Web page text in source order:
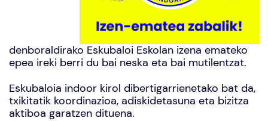
denboraldirako Eskubaloi Eskolan izena emateko
epea ireki berri du bai neska eta bai mutilentzat.
Eskubaloia indoor kirol dibertigarrienetako bat da,
txikitatik koordinazioa, adiskidetasuna eta bizitza
aktiboa garatzen dituena.